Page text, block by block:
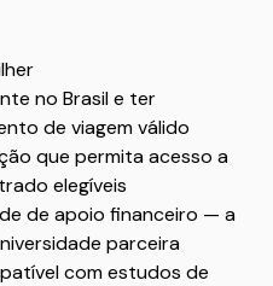
no Brasil e ter
de viagem válido
que permita acesso a
elegíveis
de apoio financeiro — a
parceira
com estudos de